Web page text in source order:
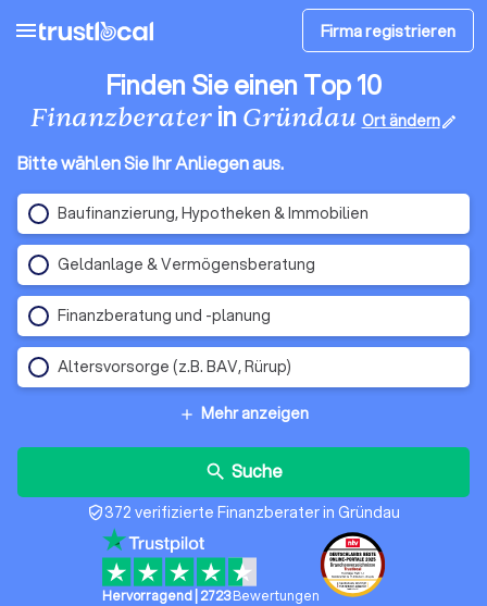
menu Firma registrieren
Finden Sie einen Top 10
Finanzberaterin Gründau Ort ändernedit
Bitte wählen Sie Ihr Anliegen aus.
Baufinanzierung, Hypotheken & Immobilien
Geldanlage & Vermögensberatung
Finanzberatung und -planung
Altersvorsorge (z.B. BAV, Rürup)
add Mehr anzeigen
search Suche
verified_user372 verifizierte Finanzberater in Gründau
Hervorragend| 2723 Bewertungen